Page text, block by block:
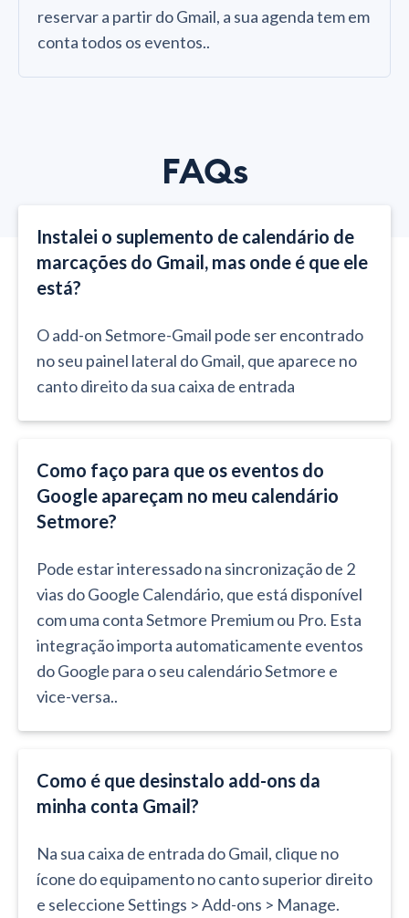
reservar a partir do Gmail, a sua agenda tem em
conta todos os eventos..
FAQs
Instalei o suplemento de calendário de
marcações do Gmail, mas onde é que ele
está?
O add-on Setmore-Gmail pode ser encontrado
no seu painel lateral do Gmail, que aparece no
canto direito da sua caixa de entrada
Como faço para que os eventos do
Google apareçam no meu calendário
Setmore?
Pode estar interessado na sincronização de 2
vias do Google Calendário, que está disponível
com uma conta Setmore Premium ou Pro. Esta
integração importa automaticamente eventos
do Google para o seu calendário Setmore e
vice-versa..
Como é que desinstalo add-ons da
minha conta Gmail?
Na sua caixa de entrada do Gmail, clique no
ícone do equipamento no canto superior direito
e seleccione Settings > Add-ons > Manage.